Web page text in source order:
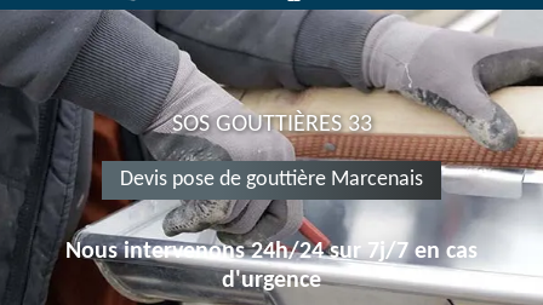
SOS GOUTTIÈRES 33
Devis pose de gouttière Marcenais
Nous intervenons 24h/24 sur 7j/7 en cas
d'urgence